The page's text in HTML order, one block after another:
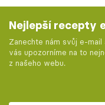
Nejlepší recepty
Zanechte nám svůj e-
vás upozorníme na to
z našeho webu.